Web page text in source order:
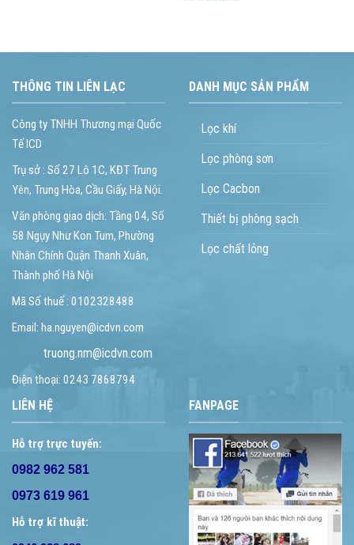
THÔNG TIN LIÊN LẠC
Công ty TNHH Thương mại Quốc
Tế ICD
Trụ sở : Số 27 Lô 1C, KĐT Trung
Yên, Trung Hòa, Cầu Giấy, Hà Nội.
Văn phòng giao dịch: Tầng 04, Số
58 Ngụy Như Kon Tum, Phường
Nhân Chính Quận Thanh Xuân,
Thành phố Hà Nội
Mã Số thuế : 0102328488
Email: ha.nguyen@icdvn.com
truong.nm@icdvn.com
Điện thoại: 0243 7868794
DANH MỤC SẢN PHẨM
Lọc khí
Lọc phòng sơn
Lọc Cacbon
Thiết bị phòng sạch
Lọc chất lỏng
LIÊN HỆ
Hỗ trợ trực tuyến:
0982 962 581
0973 619 961
Hỗ trợ kĩ thuật:
FANPAGE